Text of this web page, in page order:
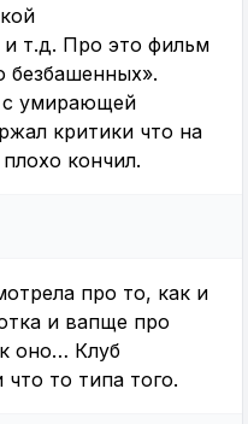
т.д. Про это фильм
безбашенных».
с умирающей
критики что на
кончил.
про то, как и
и вапще про
оно… Клуб
то типа того.